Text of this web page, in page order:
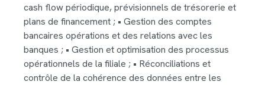
cash flow périodique, prévisionnels de trésorerie et
plans de financement ; • Gestion des comptes
bancaires opérations et des relations avec les
banques ; • Gestion et optimisation des processus
opérationnels de la filiale ; • Réconciliations et
contrôle de la cohérence des données entre les